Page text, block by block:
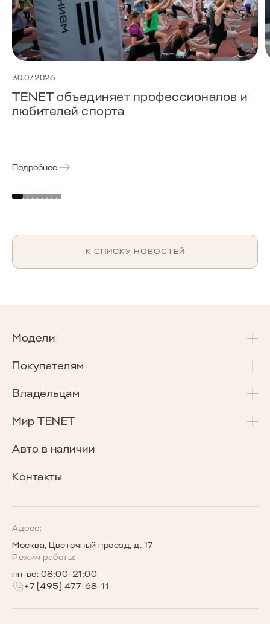
30.07.2026
TENET объединяет профессионалов и
любителей спорта
Подробнее
К СПИСКУ НОВОСТЕЙ
Модели
T4
T4L
T7
T8
Покупателям
Акции и спецпредложения
Калькулятор Трейд-Ин
Сравнение комплектаций
Кредитные программы
Программы страхования
Владельцам
Сервисные акции
Программа «Помощь в пути»
Гарантия
Запись на сервис
Мир TENET
О бренде
Награды TENET
Сообщество владельцев TENET
Беговое сообщество TENET
Авто в наличии
Контакты
Адрес:
Москва, Цветочный проезд, д. 17
Режим работы:
пн-вс: 08:00-21:00
+7 (495) 477-68-11